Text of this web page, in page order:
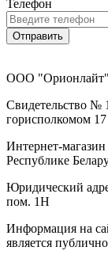
Телефон
Отправить
ООО "Орионлайт"
Свидетельство №
горисполкомом 17
Интернет-магазин
Республике
Юридический
пом. 1Н
Информация на
является